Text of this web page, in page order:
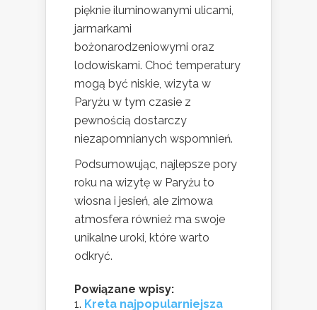
pięknie iluminowanymi ulicami,
jarmarkami
bożonarodzeniowymi oraz
lodowiskami. Choć temperatury
mogą być niskie, wizyta w
Paryżu w tym czasie z
pewnością dostarczy
niezapomnianych wspomnień.
Podsumowując, najlepsze pory
roku na wizytę w Paryżu to
wiosna i jesień, ale zimowa
atmosfera również ma swoje
unikalne uroki, które warto
odkryć.
Powiązane wpisy:
Kreta najpopularniejsza